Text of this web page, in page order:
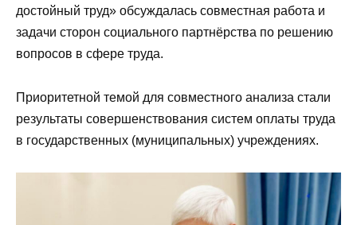
достойный труд» обсуждалась совместная работа и
задачи сторон социального партнёрства по решению
вопросов в сфере труда.
Приоритетной темой для совместного анализа стали
результаты совершенствования систем оплаты труда
в государственных (муниципальных) учреждениях.